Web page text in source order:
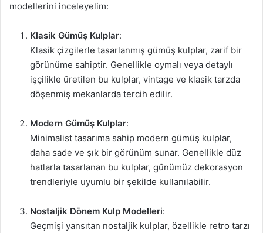
modellerini inceleyelim:
Klasik Gümüş Kulplar:
Klasik çizgilerle tasarlanmış gümüş kulplar, zarif bir
görünüme sahiptir. Genellikle oymalı veya detaylı
işçilikle üretilen bu kulplar, vintage ve klasik tarzda
döşenmiş mekanlarda tercih edilir.
Modern Gümüş Kulplar:
Minimalist tasarıma sahip modern gümüş kulplar,
daha sade ve şık bir görünüm sunar. Genellikle düz
hatlarla tasarlanan bu kulplar, günümüz dekorasyon
trendleriyle uyumlu bir şekilde kullanılabilir.
Nostaljik Dönem Kulp Modelleri:
Geçmişi yansıtan nostaljik kulplar, özellikle retro tarzı